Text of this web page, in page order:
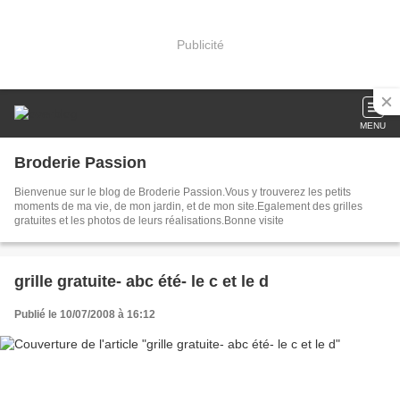
Publicité
MENU
Broderie Passion
Bienvenue sur le blog de Broderie Passion.Vous y trouverez les petits
moments de ma vie, de mon jardin, et de mon site.Egalement des grilles
gratuites et les photos de leurs réalisations.Bonne visite
grille gratuite- abc été- le c et le d
Publié le 10/07/2008 à 16:12